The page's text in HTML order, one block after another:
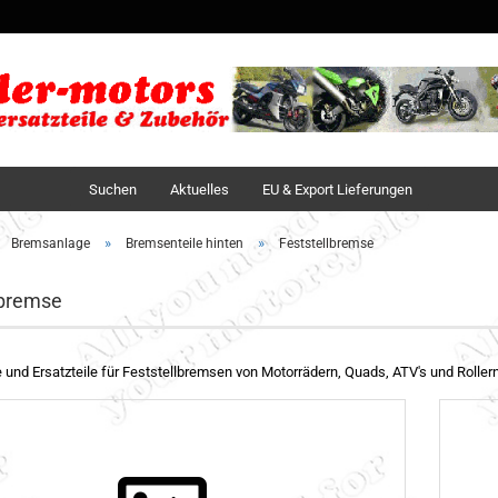
Sprache
Suchen Aktuelles EU & Export Lieferungen
Bremsanlage » Bremsenteile hinten » Feststellbremse
Ersatzteile für Feststellbremsen von Motorrädern, Quads, ATV's und